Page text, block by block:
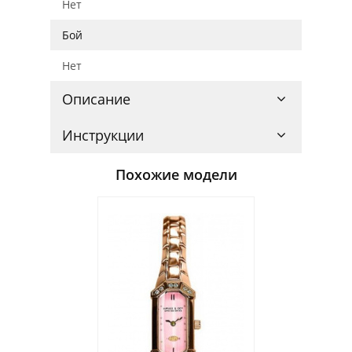
Нет
Бой
Нет
Описание
Инструкции
Похожие модели